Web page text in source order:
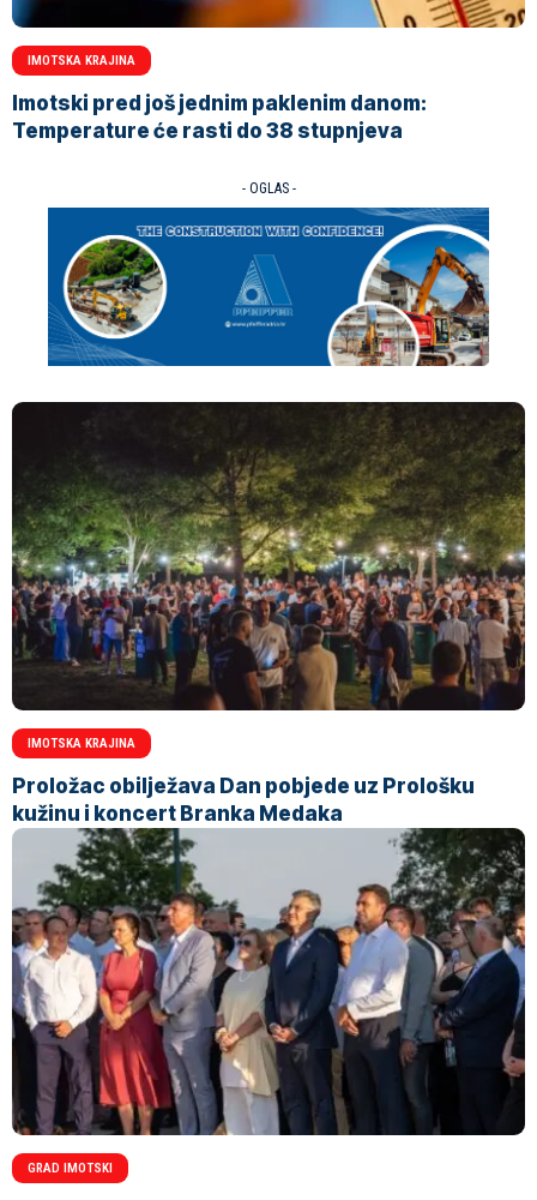
IMOTSKA KRAJINA
Imotski pred još jednim paklenim danom:
Temperature će rasti do 38 stupnjeva
- OGLAS -
IMOTSKA KRAJINA
Proložac obilježava Dan pobjede uz Prološku
kužinu i koncert Branka Medaka
GRAD IMOTSKI